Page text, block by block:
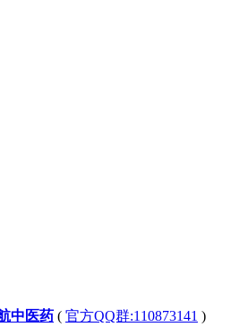
中医药 ( 官方QQ群:110873141 )